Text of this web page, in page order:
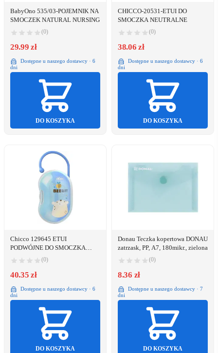
BabyOno 535/03-POJEMNIK NA
SMOCZEK NATURAL NURSING
(0)
29.99 zł
Dostępne u naszego dostawcy · 6
dni
DO KOSZYKA
CHICCO-20531-ETUI DO
SMOCZKA NEUTRALNE
(0)
38.06 zł
Dostępne u naszego dostawcy · 6
dni
DO KOSZYKA
Chicco 129645 ETUI
PODWÓJNE DO SMOCZKA
NIEBIESKIE(0)
40.35 zł
Dostępne u naszego dostawcy · 6
dni
DO KOSZYKA
Donau Teczka kopertowa DONAU
zatrzask, PP, A7, 180mikr., zielona
(0)
8.36 zł
Dostępne u naszego dostawcy · 7
dni
DO KOSZYKA